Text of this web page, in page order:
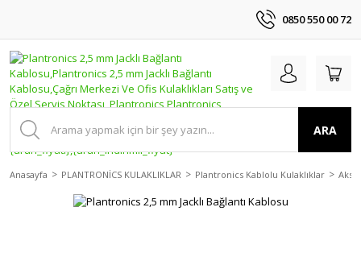
0850 550 00 72
ARA
Anasayfa PLANTRONİCS KULAKLIKLAR Plantronics Kablolu Kulaklıklar